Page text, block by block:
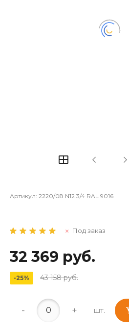
Артикул: 2220/08 N12 3/4 RAL 9016
Под заказ
32 369 руб.
-25% 43 158 руб.
- + шт.